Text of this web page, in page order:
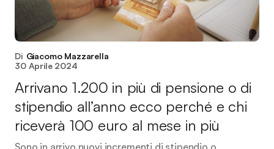
Di Giacomo Mazzarella
30 Aprile 2024
Arrivano 1.200 in più di pensione o di
stipendio all’anno ecco perché e chi
riceverà 100 euro al mese in più
Sono in arrivo nuovi incrementi di stipendio o